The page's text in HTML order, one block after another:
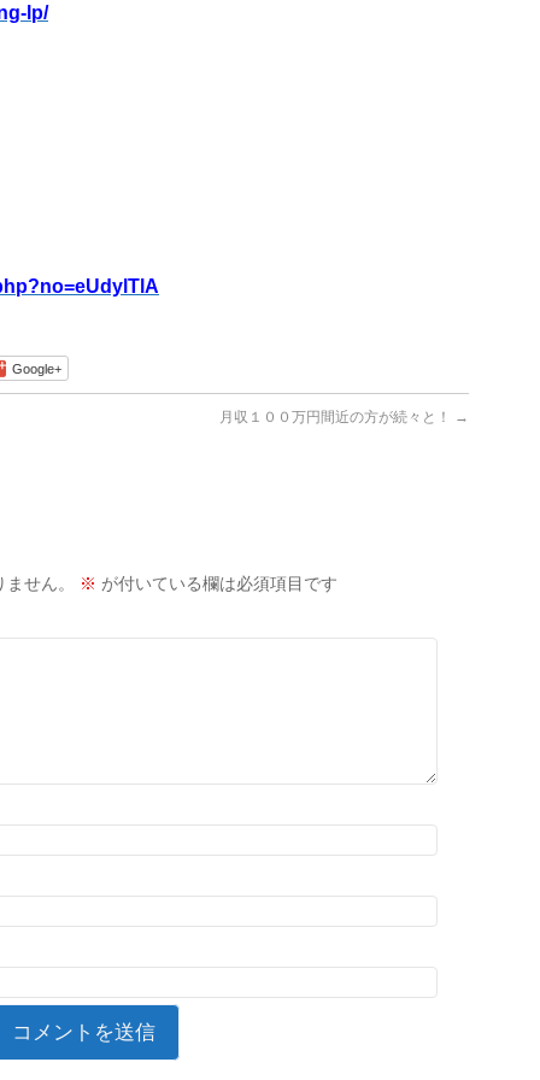
lp/
Google+
月収１００万円間近の方が続々と！ →
せん。 ※ が付いている欄は必須項目です